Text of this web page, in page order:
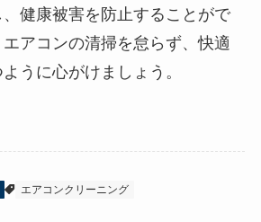
健康被害を防止することがで
アコンの清掃を怠らず、快適
うに心がけましょう。
エアコンクリーニング